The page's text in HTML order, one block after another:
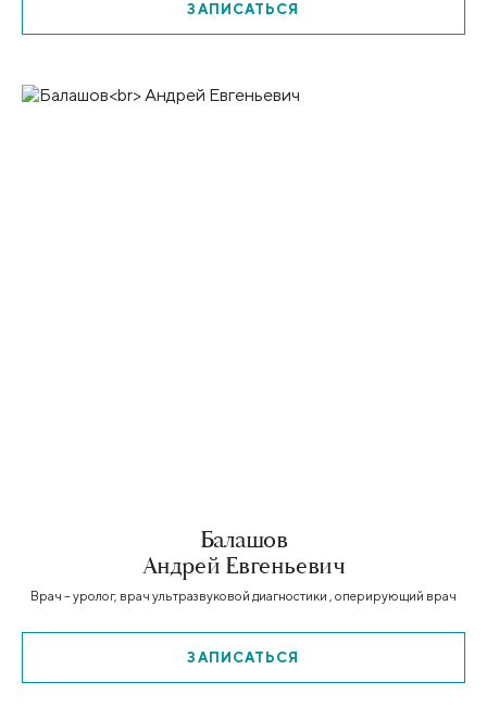
ЗАПИСАТЬСЯ
Балашов
Андрей Евгеньевич
Врач – уролог, врач ультразвуковой диагностики , оперирующий врач
ЗАПИСАТЬСЯ